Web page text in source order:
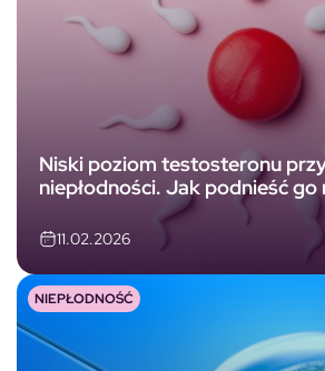
Niski poziom testosteronu
niepłodności. Jak podnieść go
11.02.2026
NIEPŁODNOŚĆ